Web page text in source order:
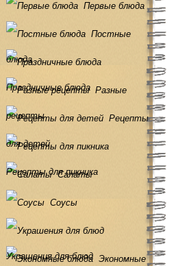
Первые блюда
Постные
блюда
Праздничные блюда Разные
рецепты Рецепты
для детей
Рецепты для пикника
Салаты
Соусы
Украшения для блюд Экономные